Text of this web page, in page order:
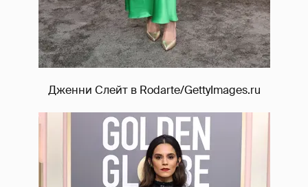
Дженни Слейт в Rodarte/GettyImages.ru